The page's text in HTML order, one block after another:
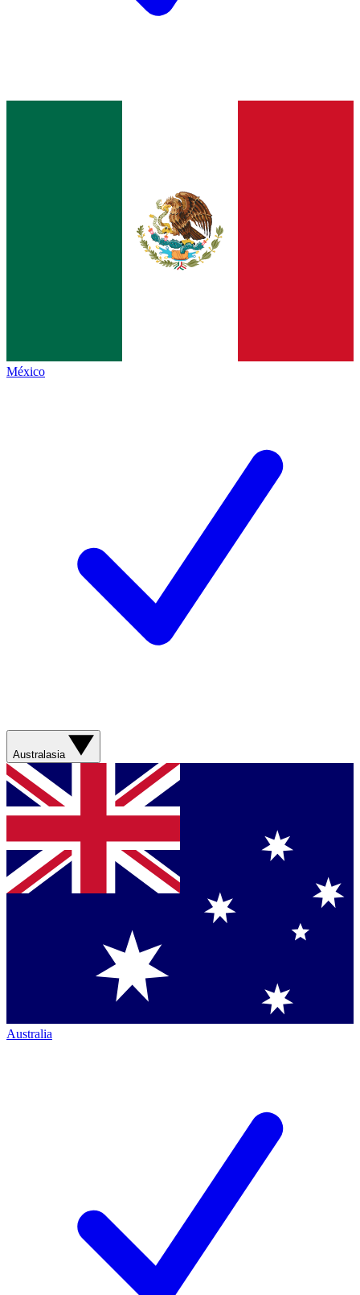
México
Australasia
Australia